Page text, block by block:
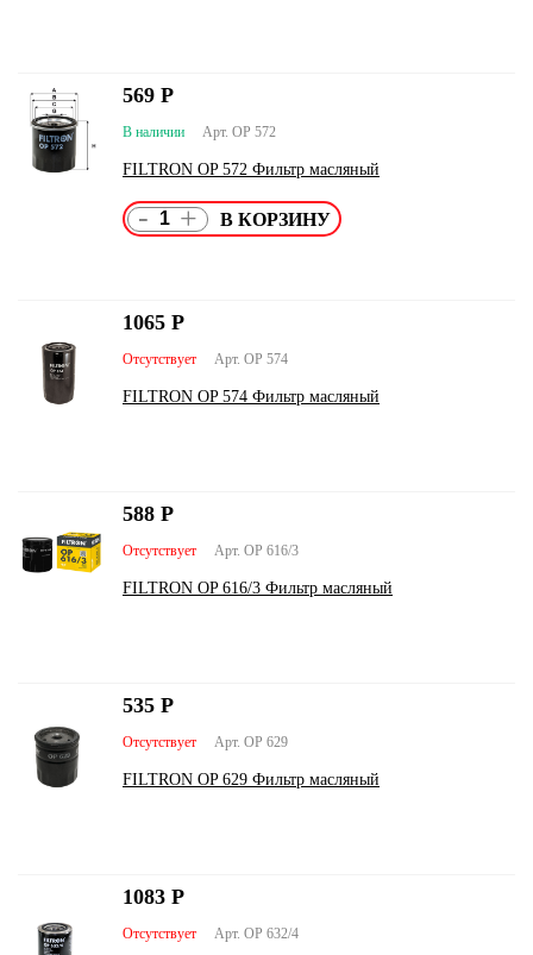
Арт. OP 572
В наличии
FILTRON OP 572 Фильтр масляный
569 Р
- +
Арт. OP 574
Отсутствует
FILTRON OP 574 Фильтр масляный
1065 Р
Арт. OP 616/3
Отсутствует
FILTRON OP 616/3 Фильтр масляный
588 Р
Арт. OP 629
Отсутствует
FILTRON OP 629 Фильтр масляный
535 Р
Арт. OP 632/4
Отсутствует
1083 Р